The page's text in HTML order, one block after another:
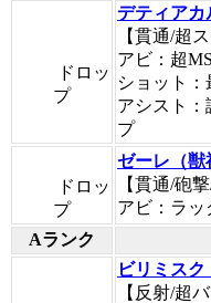
ドロッ
プ
デティアカ
【貫通/超
アビ：超
ショット：
アシスト：
プ
ドロッ
プ
ゼーレ（獣
【貫通/砲
アビ：ラッ
Aランク
ビリミスク
【反射/超